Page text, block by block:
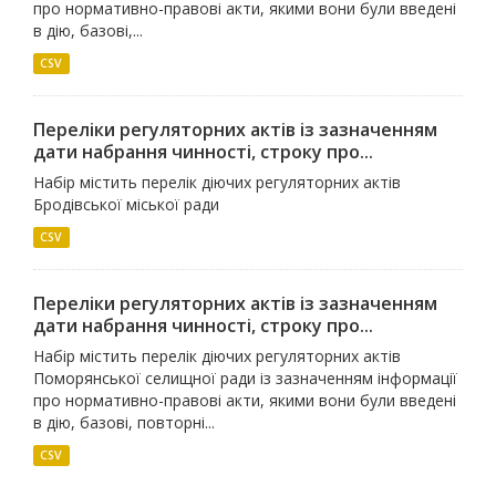
про нормативно-правові акти, якими вони були введені
в дію, базові,...
CSV
Переліки регуляторних актів із зазначенням
дати набрання чинності, строку про...
Набір містить перелік діючих регуляторних актів
Бродівської міської ради
CSV
Переліки регуляторних актів із зазначенням
дати набрання чинності, строку про...
Набір містить перелік діючих регуляторних актів
Поморянської селищної ради із зазначенням інформації
про нормативно-правові акти, якими вони були введені
в дію, базові, повторні...
CSV